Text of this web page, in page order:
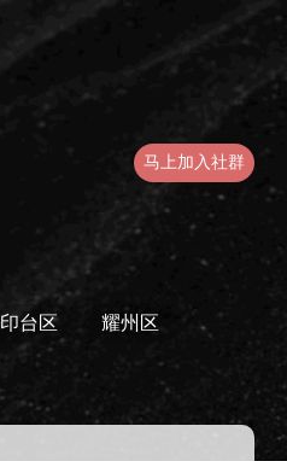
马上加入社群
印台区 耀州区